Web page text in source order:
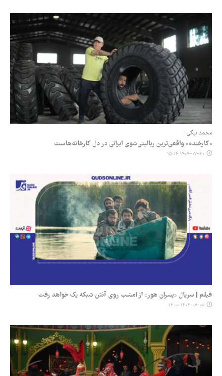
محمد بیگی:
«کارخنده» واقعی‌ترین ریالیتی‌شوی ایرانی در دل کارخانه‌هاست
۱۴۰۴-۰۷-۳۰ ۱۵:۱۴
فیلم | سریال «پسران هور» از امشب روی آنتن شبکه یک خواهد رفت
۱۴۰۴-۰۷-۰۸ ۱۳:۰۰